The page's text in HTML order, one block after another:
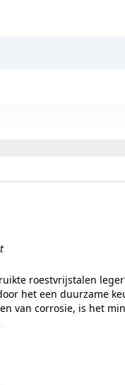
roestvrijstalen
het een duurzame
van corrosie, is het